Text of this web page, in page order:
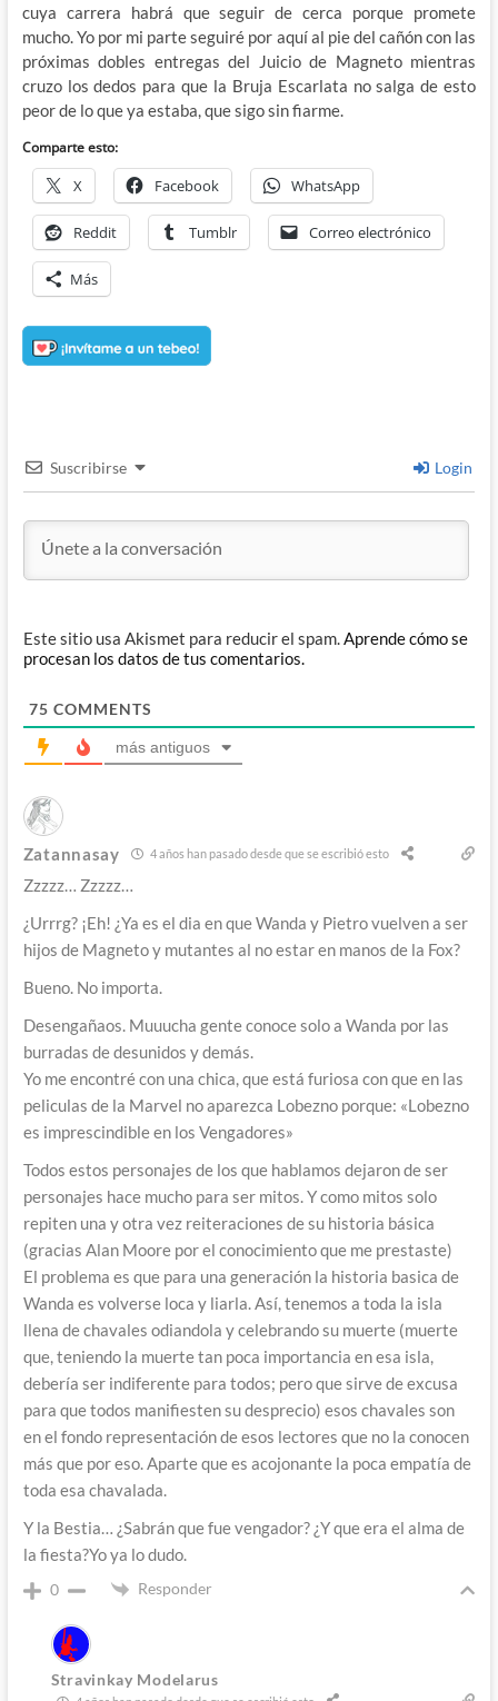
cuya carrera habrá que seguir de cerca porque promete
mucho. Yo por mi parte seguiré por aquí al pie del cañón con las
próximas dobles entregas del Juicio de Magneto mientras
cruzo los dedos para que la Bruja Escarlata no salga de esto
peor de lo que ya estaba, que sigo sin fiarme.
Comparte esto:
X Facebook WhatsApp
Reddit Tumblr Correo electrónico
Más
Suscribirse Login
Este sitio usa Akismet para reducir el spam.Aprende cómo se
procesan los datos de tus comentarios.
75 COMMENTS
más antiguos
Zatannasay 4 años han pasado desde que se escribió esto
Zzzzz… Zzzzz…
¿Urrrg? ¡Eh! ¿Ya es el dia en que Wanda y Pietro vuelven a ser
hijos de Magneto y mutantes al no estar en manos de la Fox?
Bueno. No importa.
Desengañaos. Muuucha gente conoce solo a Wanda por las
burradas de desunidos y demás.
Yo me encontré con una chica, que está furiosa con que en las
peliculas de la Marvel no aparezca Lobezno porque: «Lobezno
es imprescindible en los Vengadores»
Todos estos personajes de los que hablamos dejaron de ser
personajes hace mucho para ser mitos. Y como mitos solo
repiten una y otra vez reiteraciones de su historia básica
(gracias Alan Moore por el conocimiento que me prestaste)
El problema es que para una generación la historia basica de
Wanda es volverse loca y liarla. Así, tenemos a toda la isla
llena de chavales odiandola y celebrando su muerte (muerte
que, teniendo la muerte tan poca importancia en esa isla,
debería ser indiferente para todos; pero que sirve de excusa
para que todos manifiesten su desprecio) esos chavales son
en el fondo representación de esos lectores que no la conocen
más que por eso. Aparte que es acojonante la poca empatía de
toda esa chavalada.
Y la Bestia… ¿Sabrán que fue vengador? ¿Y que era el alma de
la fiesta?Yo ya lo dudo.
0 Responder
Stravinkay Modelarus